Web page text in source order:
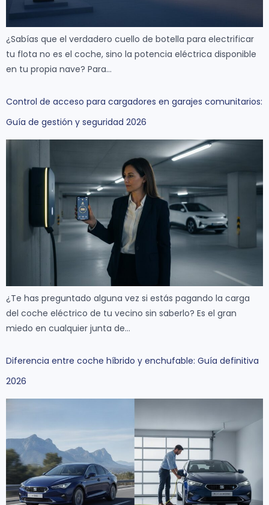
¿Sabías que el verdadero cuello de botella para electrificar
tu flota no es el coche, sino la potencia eléctrica disponible
en tu propia nave? Para…
Control de acceso para cargadores en garajes comunitarios:
Guía de gestión y seguridad 2026
¿Te has preguntado alguna vez si estás pagando la carga
del coche eléctrico de tu vecino sin saberlo? Es el gran
miedo en cualquier junta de…
Diferencia entre coche híbrido y enchufable: Guía definitiva
2026